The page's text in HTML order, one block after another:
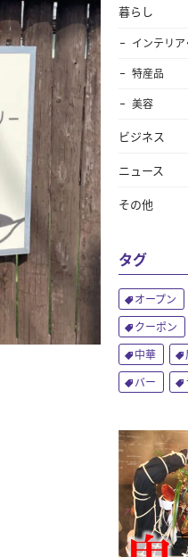
暮らし
インテリア
特産品
美容
ビジネス
ニュース
その他
タグ
オープン
クーポン
中華
バー